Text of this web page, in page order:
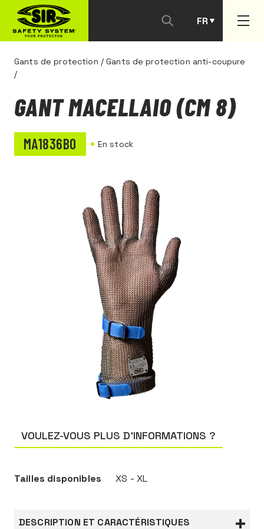
FR
PT
Gants de protection /Gants de protection anti-coupure
/
VOULEZ-VOUS PLUS D’INFORMATIONS ?
Tailles disponibles XS - XL
DESCRIPTION ET CARACTÉRISTIQUES
GANT MACELLAIO (CM 8)
MA1836B0 En stock